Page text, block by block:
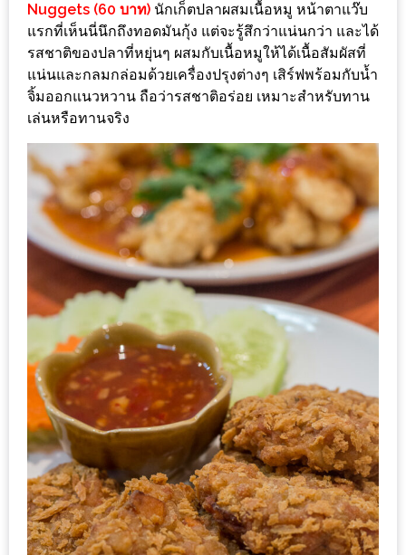
200
บาท
ชี้
เบาะแส
ความ
อร่อย
ตาม
รอย
น้า
อ้วน
หิว
ติดต่อ
อ้วน
ติดต่อ
น้า
อ้วน
Nuggets (60 บาท) นักเก็ตปลาผสมเนื้อหมู หน้าตาแว๊บ
แรกที่เห็นนี่นึกถึงทอดมันกุ้ง แต่จะรู้สึกว่าแน่นกว่า และได้
รสชาติของปลาที่หยุ่นๆ ผสมกับเนื้อหมูให้ได้เนื้อสัมผัสที่
แน่นและกลมกล่อมด้วยเครื่องปรุงต่างๆ เสิร์ฟพร้อมกับน้ำ
จิ้มออกแนวหวาน ถือว่ารสชาติอร่อย เหมาะสำหรับทาน
เล่นหรือทานจริง